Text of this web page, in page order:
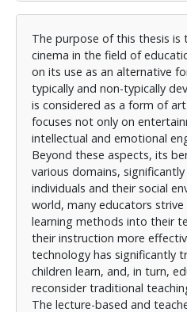
Πλέον, τα μοντέλα της
διδασκαλίας φαίνεται να
παιδιά επιθυμούν να είναι
μαθησιακής διαδικασίας
συμμετοχή την ώρα του
και οι εκπαιδευτικοί έχουν
προσέγγισης τους
μαθησιακά αντικείμενα.
αποτελέσματα στα παιδιά,
δραστηριότητες
εξυπηρετούν τους
στηρίζονται στην
διαφοροποιημένη
χαρακτηριστικά του κάθε
μαθητή ως ξεχωριστή
διαφορετικό τρόπο και γι'
ενδιαφέροντα, τις
The purpose of this thesis
cinema in the field of
on its use as an alternative
typically and non-typically
is considered as a form of
focuses not only on
intellectual and emotional
Beyond these aspects, its
various domains,
individuals and their social
world, many educators
learning methods into their
their instruction more
technology has significantly
children learn, and, in turn,
reconsider traditional
The lecture-based and